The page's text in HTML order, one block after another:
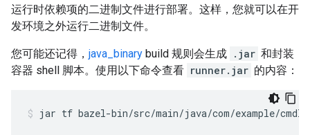
运行时依赖项的二进制文件进行部署。这样，您就可以在开
发环境之外运行二进制文件。
您可能还记得， java_binary build 规则会生成 .jar 和封装
容器 shell 脚本。使用以下命令查看 runner.jar 的内容：
jar tf bazel-bin/src/main/java/com/example/